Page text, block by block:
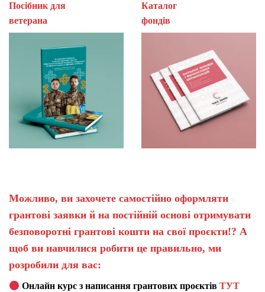
Посібник для
ветерана
Каталог
Можливо, ви захочете самостійно оформляти
грантові заявки й на постійній основі отримувати
безповоротні грантові кошти на свої проєкти!? А
щоб ви навчилися робити це правильно, ми
розробили для вас:
Онлайн курс з написання грантових проєктівТУТ